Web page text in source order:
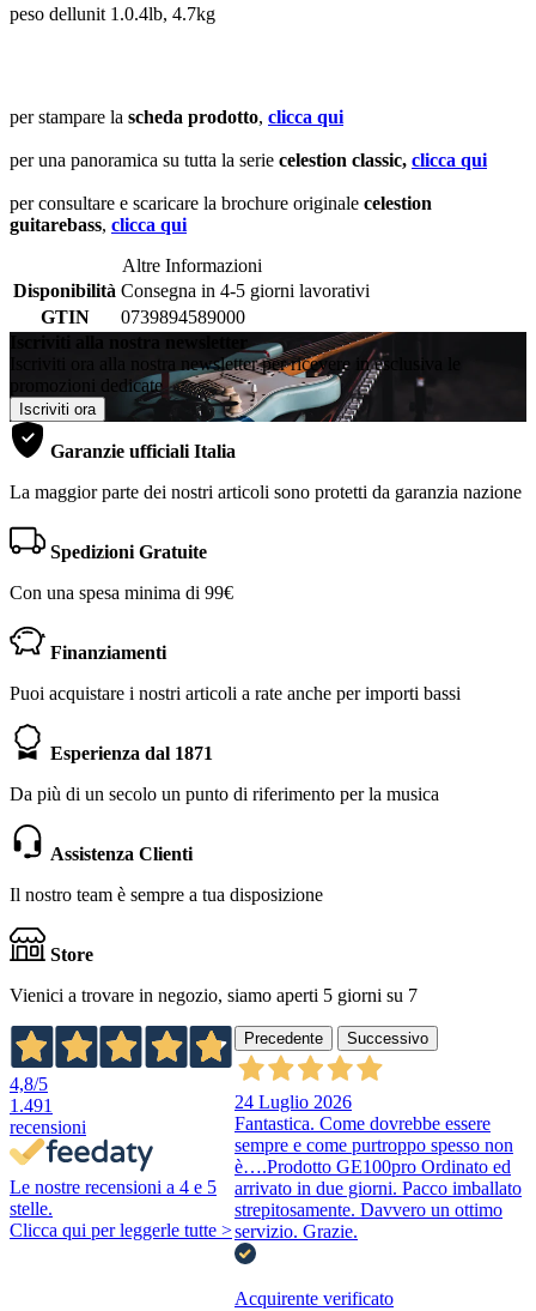
peso dellunit 1.0.4lb, 4.7kg
per stampare la scheda prodotto, clicca qui
per una panoramica su tutta la serie celestion classic, clicca qui
per consultare e scaricare la brochure originale celestion
guitarebass, clicca qui
Altre Informazioni
Disponibilità Consegna in 4-5 giorni lavorativi
GTIN
0739894589000
Iscriviti alla nostra newsletter
Iscriviti ora alla nostra newsletter per ricevere in esclusiva le
promozioni dedicate
Iscriviti ora
Garanzie ufficiali Italia
La maggior parte dei nostri articoli sono protetti da garanzia nazione
Spedizioni Gratuite
Con una spesa minima di 99€
Finanziamenti
Puoi acquistare i nostri articoli a rate anche per importi bassi
Esperienza dal 1871
Da più di un secolo un punto di riferimento per la musica
Assistenza Clienti
Il nostro team è sempre a tua disposizione
Store
Vienici a trovare in negozio, siamo aperti 5 giorni su 7
4,8/5
1.491
recensioni
Le nostre recensioni a 4 e 5
stelle.
Clicca qui per leggerle tutte >
Precedente Successivo
24 Luglio 2026
Fantastica. Come dovrebbe essere
sempre e come purtroppo spesso non
è….Prodotto GE100pro Ordinato ed
arrivato in due giorni. Pacco imballato
strepitosamente. Davvero un ottimo
servizio. Grazie.
Acquirente verificato